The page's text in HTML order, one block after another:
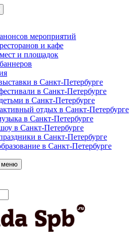
мероприятий
и кафе
и площадок
в Санкт-Петербурге
в Санкт-Петербурге
в Санкт-Петербурге
отдых в Санкт-Петербурге
в Санкт-Петербурге
в Санкт-Петербурге
в Санкт-Петербурге
в Санкт-Петербурге
меню